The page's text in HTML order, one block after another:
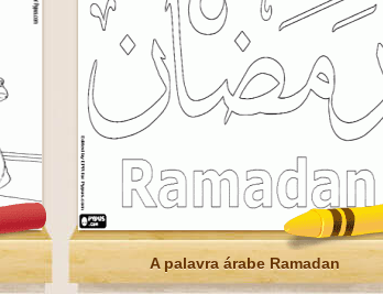
A palavra árabe Ramadan